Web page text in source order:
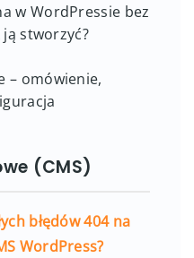
w WordPressie bez
ją stworzyć?
– omówienie,
(CMS)
błędów 404 na
WordPress?